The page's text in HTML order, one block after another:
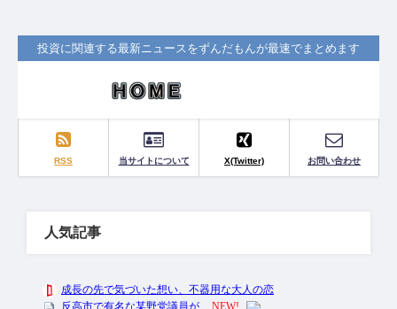
投資に関連する最新ニュースをずんだもんが最速でまとめます
RSS 当サイトについて X(Twitter) お問い合わせ
人気記事